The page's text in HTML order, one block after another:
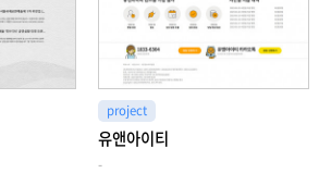
project
유앤아이티
-